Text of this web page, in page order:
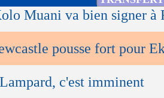
Muani va bien signer à
pousse fort pour
c'est imminent